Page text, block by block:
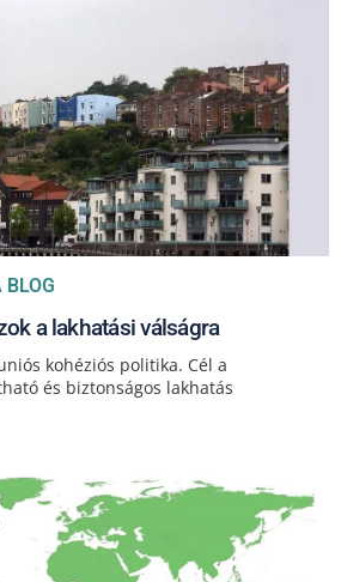
BLOG
a lakhatási válságra
kohéziós politika. Cél a
és biztonságos lakhatás